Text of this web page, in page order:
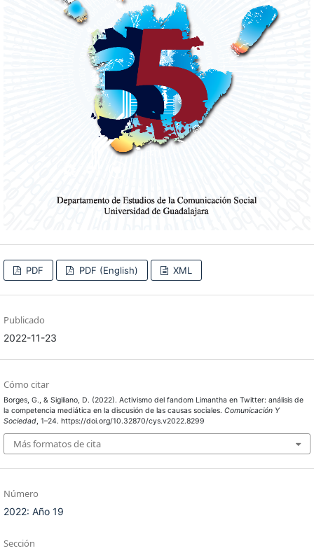
PDF PDF (English) XML
Publicado
2022-11-23
Cómo citar
Borges, G., & Sigiliano, D. (2022). Activismo del fandom Limantha en Twitter: análisis de
la competencia mediática en la discusión de las causas sociales. Comunicación Y
Sociedad, 1–24. https://doi.org/10.32870/cys.v2022.8299
Más formatos de cita
Número
2022: Año 19
Sección